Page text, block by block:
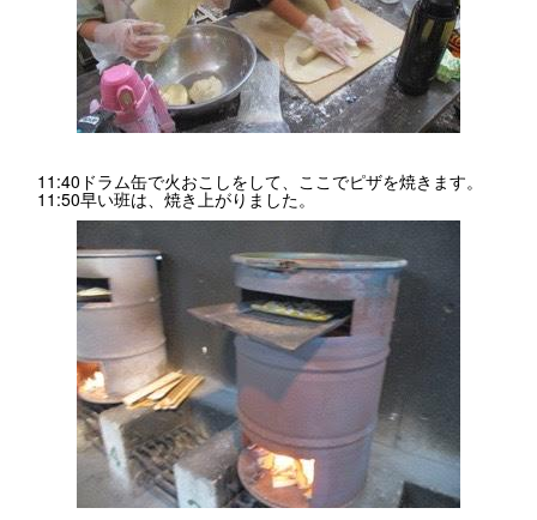
11:40ドラム缶で火おこしをして、ここでピザを焼きます。
11:50早い班は、焼き上がりました。